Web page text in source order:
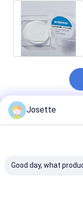
Productos
Josette
Good day, what